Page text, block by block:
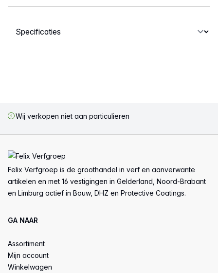
Selecteer een tabblad
Wij verkopen niet aan particulieren
Felix Verfgroep is de groothandel in verf en aanverwante
artikelen en met 16 vestigingen in Gelderland, Noord-Brabant
en Limburg actief in Bouw, DHZ en Protective Coatings.
GA NAAR
Assortiment
Mijn account
Winkelwagen